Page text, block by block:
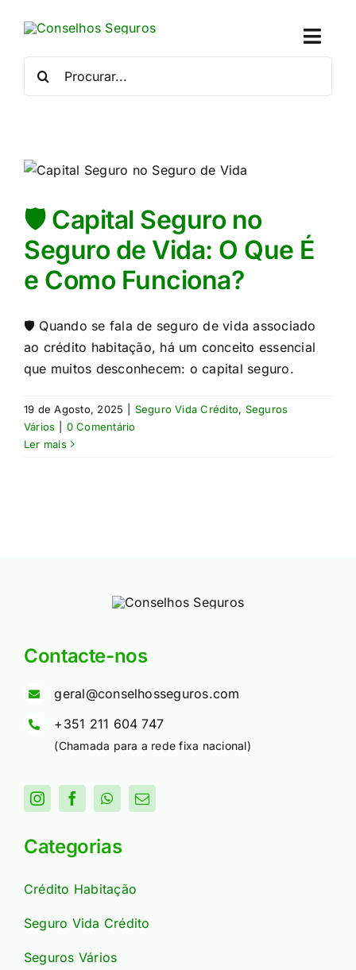
content
por:
🛡️ Capital Seguro no
Seguro de Vida: O Que É
e Como Funciona?
🛡️ Quando se fala de seguro de vida associado
ao crédito habitação, há um conceito essencial
que muitos desconhecem: o capital seguro.
19 de Agosto, 2025 Seguro Vida Crédito, Seguros
Vários
0 Comentário
Ler mais
Contacte-nos
geral@conselhosseguros.com
+351 211 604 747
(Chamada para a rede fixa nacional)
Categorias
Crédito Habitação
Seguro Vida Crédito
Seguros Vários